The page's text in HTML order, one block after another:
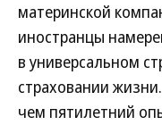
материнской
иностранцы
в универсальном
страховании
чем пятилетний